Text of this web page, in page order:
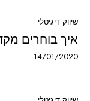
שיווק דיגיטלי
איך בוחרים
14/01/2020